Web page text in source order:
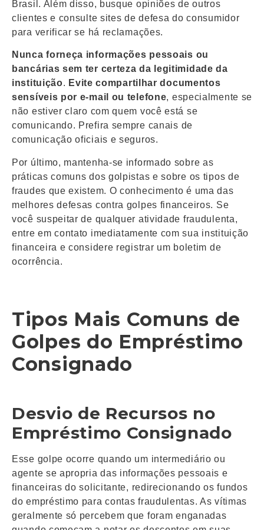
Brasil. Além disso, busque opiniões de outros
clientes e consulte sites de defesa do consumidor
para verificar se há reclamações.
Nunca forneça informações pessoais ou
bancárias sem ter certeza da legitimidade da
instituição. Evite compartilhar documentos
sensíveis por e-mail ou telefone, especialmente se
não estiver claro com quem você está se
comunicando. Prefira sempre canais de
comunicação oficiais e seguros.
Por último, mantenha-se informado sobre as
práticas comuns dos golpistas e sobre os tipos de
fraudes que existem. O conhecimento é uma das
melhores defesas contra golpes financeiros. Se
você suspeitar de qualquer atividade fraudulenta,
entre em contato imediatamente com sua instituição
financeira e considere registrar um boletim de
ocorrência.
Tipos Mais Comuns de
Golpes do Empréstimo
Consignado
Desvio de Recursos no
Empréstimo Consignado
Esse golpe ocorre quando um intermediário ou
agente se apropria das informações pessoais e
financeiras do solicitante, redirecionando os fundos
do empréstimo para contas fraudulentas. As vítimas
geralmente só percebem que foram enganadas